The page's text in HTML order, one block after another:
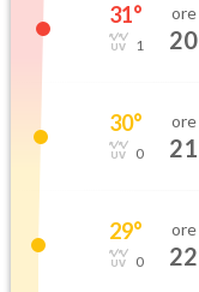
31°
1
ore
20
30°
0
ore
21
29°
0
ore
22